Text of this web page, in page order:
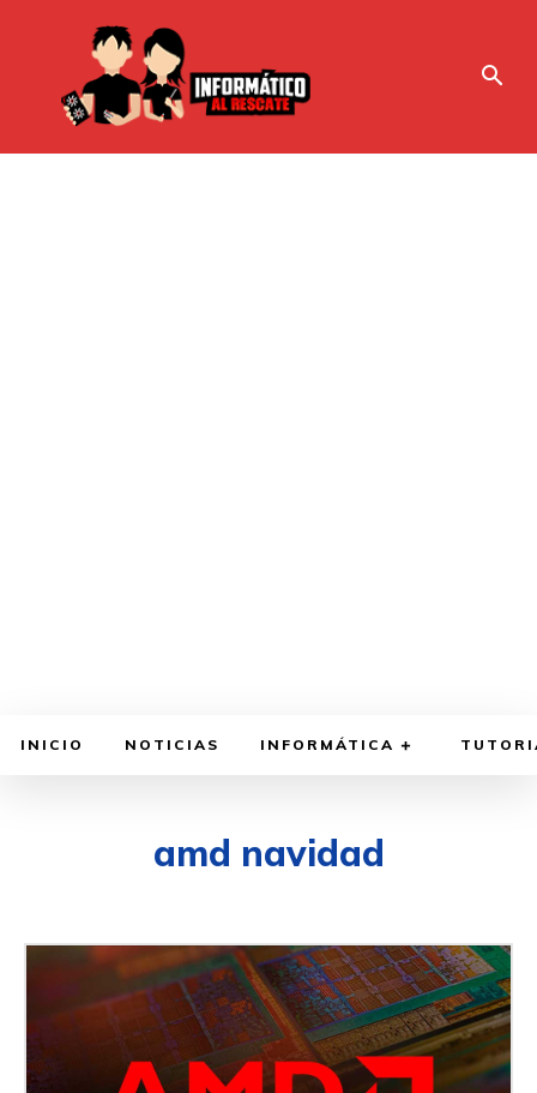
INICIO NOTICIAS INFORMÁTICA
amd navidad